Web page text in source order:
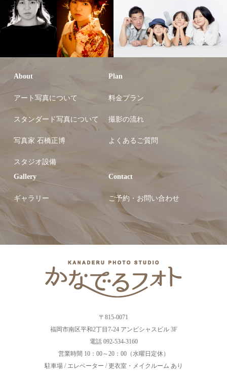
About
アート写真について
スタンダード写真について
写真家 石橋正博
スタジオ設備
Plan
料金プラン
撮影の流れ
よくあるご質問
Gallery
ギャラリー
Contact
ご予約・お問い合わせ
〒815-0071
福岡市南区平和2丁目7-24 アンビシャスビル 3F
電話 092-534-3160
営業時間 10：00～20：00（水曜日定休）
駐車場 / エレベーター / 更衣室・メイクルーム あり